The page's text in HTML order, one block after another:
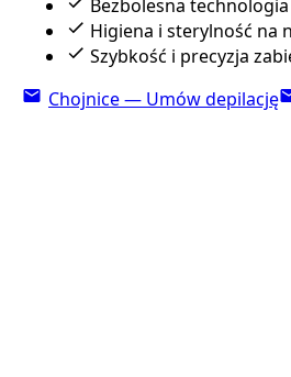
Bezbolesna
Higiena i sterylność na
Szybkość i precyzja
Chojnice — Umów depilację